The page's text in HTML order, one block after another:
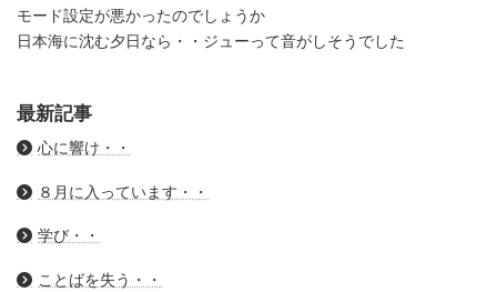
モード設定が悪かったのでしょうか
日本海に沈む夕日なら・・ジューって音がしそうでした
最新記事
心に響け・・
８月に入っています・・
学び・・
ことばを失う・・